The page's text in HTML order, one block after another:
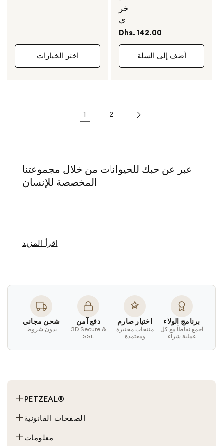
اختر الخيارات
خر
ى
السعر
العادي
Dhs. 142.00
أضف إلى السلة
1 2
عبر عن حبك للحيوانات من خلال مجموعتنا
المخصصة للإنسان
اقرأ المزيد
شحن مجاني
بدون شروط
دفع آمن
3D Secure &
SSL
اختيار صارم
منتجات مختبرة
ومعتمدة
برنامج الولاء
اجمع نقاطاً مع كل
عملية شراء
PETZEAL®
محادثة
الصفحات القانونية
الأحكام والشروط
معلومات